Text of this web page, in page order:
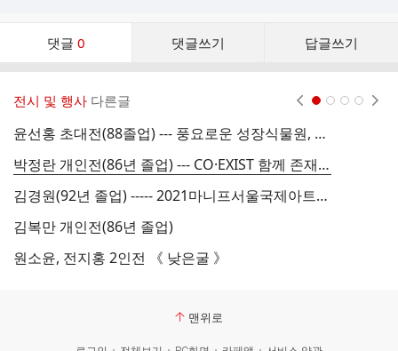
댓글 0 댓글쓰기 답글쓰기
댓
전시 및 행사 다른글
윤선홍 초대전(88졸업) --- 풍요로운 성장식물원, 유유자적
박정란 개인전(86년 졸업) --- CO·EXIST 함께 존재하기
김경원(92년 졸업) ----- 2021마니프서울국제아트페어 참여 전시
김복만 개인전(86년 졸업)
원소윤, 전지홍 2인전 《 낮은굴 》
맨위로